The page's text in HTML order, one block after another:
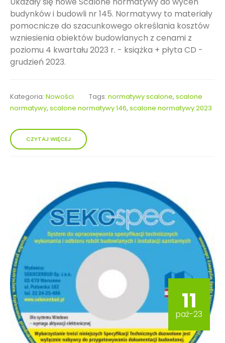
budynków i budowli nr 145. Normatywy to materiały
pomocnicze do szacunkowego określania kosztów
wzniesienia obiektów budowlanych z cenami z
poziomu 4 kwartału 2023 r. - książka + płyta CD -
grudzień 2023.
Kategoria: Nowości Tags: normatywy scalone, scalone
normatywy, scalone normatywy 146, scalone normatywy 2023
CZYTAJ WIĘCEJ
11
paź-23